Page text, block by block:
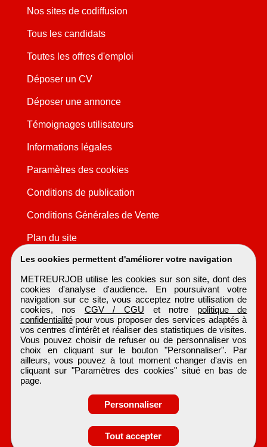
Obtenir ses
Les cookies permettent d'améliorer votre navigation
METREURJOB utilise les cookies sur son site, dont des
cookies d'analyse d'audience. En poursuivant votre
navigation sur ce site, vous acceptez notre utilisation de
cookies, nos CGV / CGU et notre politique de
confidentialitépour vous proposer des services adaptés à
vos centres d'intérêt et réaliser des statistiques de visites.
Vous pouvez choisir de refuser ou de personnaliser vos
choix en cliquant sur le bouton "Personnaliser". Par
ailleurs, vous pouvez à tout moment changer d'avis en
cliquant sur "Paramètres des cookies" situé en bas de
page.
Personnaliser
Tout accepter
Nos sites de codiffusion
Tous les candidats
Toutes les offres d'emploi
Déposer un CV
Déposer une annonce
Témoignages utilisateurs
Informations légales
Paramètres des cookies
Conditions de publication
Conditions Générales de Vente
Plan du site